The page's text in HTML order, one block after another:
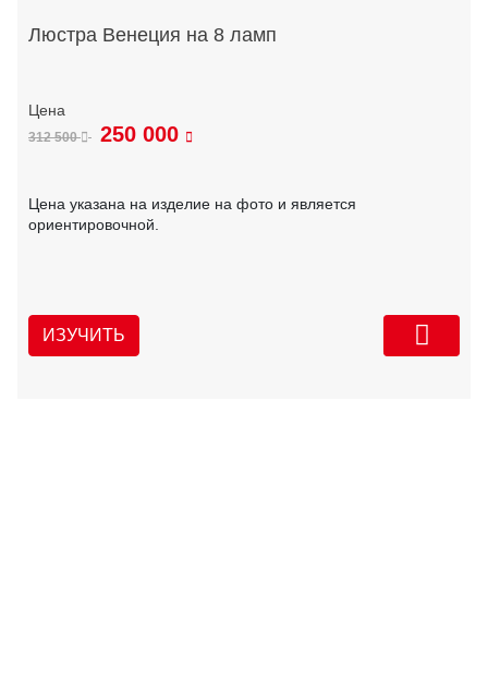
Люстра Венеция на 8 ламп
312 500 250 000
Цена указана на изделие на фото и является
ориентировочной.
ИЗУЧИТЬ